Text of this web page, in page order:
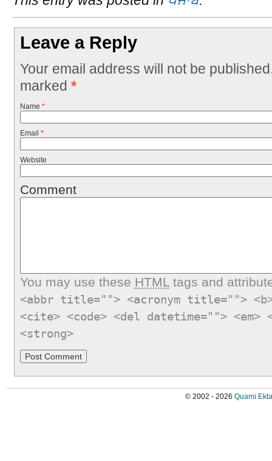
Leave a Reply
Your email address will not be
marked *
Name *
Email *
Website
Comment
You may use these HTMLtags and
<abbr title=""> <acronym title="">
<cite> <code> <del datetime="">
<strong>
© 2002 - 2026 Quami